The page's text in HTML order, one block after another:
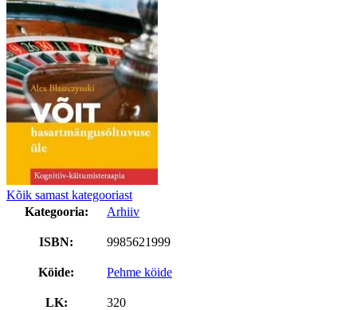
Kõik samast kategooriast
Kategooria:
Arhiiv
ISBN: 9985621999
Köide: Pehme köide
LK: 320